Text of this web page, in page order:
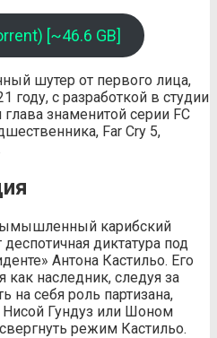
[~46.6 GB]
шутер от первого лица,
с разработкой в студии
знаменитой серии FC
Far Cry 5,
карибский
диктатура под
Антона Кастильо. Его
наследник, следуя за
на себя роль партизана,
Нисой Гундуз или Шоном
режим Кастильо.